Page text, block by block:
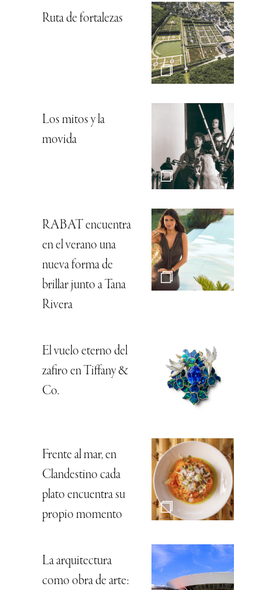
Ruta de fortalezas
Los mitos y la
movida
RABAT encuentra
en el verano una
nueva forma de
brillar junto a Tana
Rivera
El vuelo eterno del
zafiro en Tiffany &
Co.
Frente al mar, en
Clandestino cada
plato encuentra su
propio momento
La arquitectura
como obra de arte: